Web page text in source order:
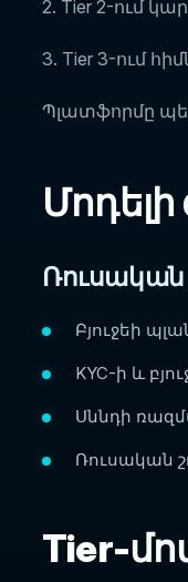
2. Tier 2-ում
3. Tier 3-ում
Պլատֆորմը
Ռուսական
Բյուջեի
KYC-ի և
Սննդի
Ռուսական
Tier-